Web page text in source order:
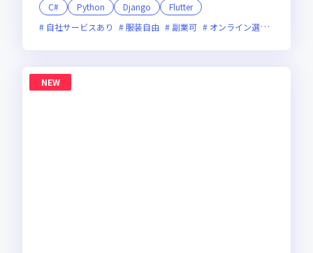
C#
Python Django
Flutter
自社サービスあり
服装自由 副業可 オンライン選考可
NEW